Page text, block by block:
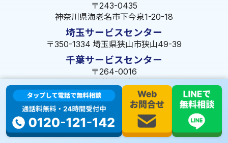
〒243-0435
神奈川県海老名市下今泉1-20-18
埼玉サービスセンター
〒350-1334 埼玉県狭山市狭山49-39
千葉サービスセンター
〒264-0016
千葉県千葉市若葉区大宮町1288-7
茨城サービスセンター
〒309-1717 茨城県笠間市旭町322-2 102号
長野サービスセンター
〒380-0921 長野県長野市大字栗田653-141 皐月ビル